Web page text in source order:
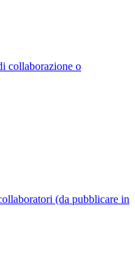
collaborazione o
(da pubblicare in